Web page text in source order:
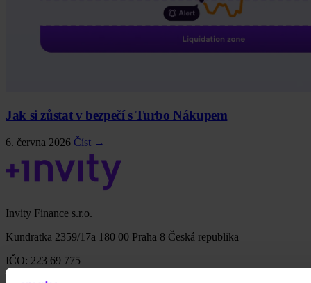
Jak si zůstat v bezpečí s Turbo Nákupem
6. června 2026 Číst →
Invity Finance s.r.o.
Kundratka 2359/17a 180 00 Praha 8 Česká republika
IČO: 223 69 775